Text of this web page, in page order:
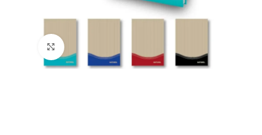
Büyütmek için tıklayın